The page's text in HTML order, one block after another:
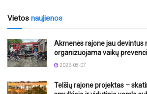
Vietos naujienos
Akmenės rajone jau devintus
organizuojama vaikų
2026-08-07
Telšių rajone projektas –